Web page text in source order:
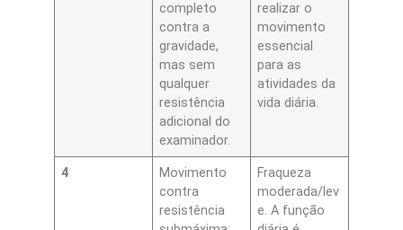
completo
contra a
gravidade,
mas sem
qualquer
resistência
adicional do
examinador.
realizar o
movimento
essencial
para as
atividades da
vida diária.
4
Movimento
contra
resistência
Fraqueza
moderada/lev
e. A função